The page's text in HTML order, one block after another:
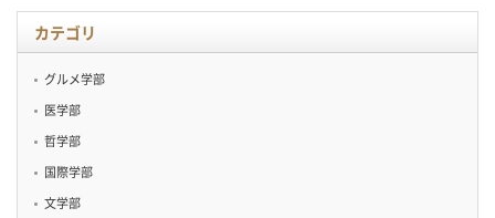
カテゴリ
グルメ学部
医学部
哲学部
国際学部
文学部